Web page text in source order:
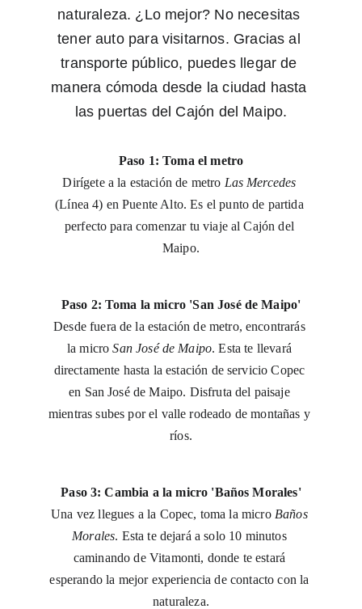
naturaleza. ¿Lo mejor? No necesitas
tener auto para visitarnos. Gracias al
transporte público, puedes llegar de
manera cómoda desde la ciudad hasta
las puertas del Cajón del Maipo.
Paso 1: Toma el metro
Dirígete a la estación de metro Las Mercedes
(Línea 4) en Puente Alto. Es el punto de partida
perfecto para comenzar tu viaje al Cajón del
Maipo.
Paso 2: Toma la micro 'San José de Maipo'
Desde fuera de la estación de metro, encontrarás
la micro San José de Maipo. Esta te llevará
directamente hasta la estación de servicio Copec
en San José de Maipo. Disfruta del paisaje
mientras subes por el valle rodeado de montañas y
ríos.
Paso 3: Cambia a la micro 'Baños Morales'
Una vez llegues a la Copec, toma la micro Baños
Morales. Esta te dejará a solo 10 minutos
caminando de Vitamonti, donde te estará
esperando la mejor experiencia de contacto con la
naturaleza.